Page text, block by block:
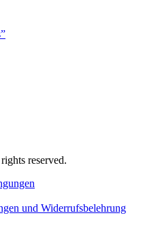
reserved.
und Widerrufsbelehrung